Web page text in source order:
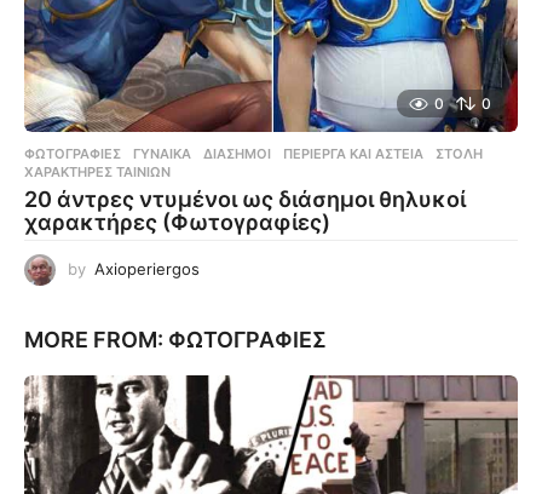
0 0
ΦΩΤΟΓΡΑΦΊΕΣ ΓΥΝΑΊΚΑ ,ΔΙΆΣΗΜΟΙ ,ΠΕΡΊΕΡΓΑ ΚΑΙ ΑΣΤΕΊΑ ,ΣΤΟΛΉ
ΧΑΡΑΚΤΉΡΕΣ ΤΑΙΝΙΏΝ
20 άντρες ντυμένοι ως διάσημοι θηλυκοί
χαρακτήρες (Φωτογραφίες)
by Axioperiergos
MORE FROM: ΦΩΤΟΓΡΑΦΊΕΣ